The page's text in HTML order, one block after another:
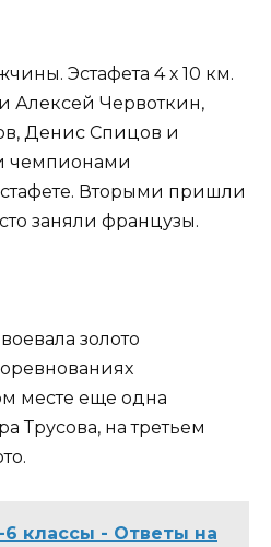
Эстафета 4 х 10 км.
Алексей Червоткин,
Денис Спицов и
чемпионами
Вторыми пришли
заняли французы.
золото
месте еще одна
Трусова, на третьем
6 классы - Ответы на